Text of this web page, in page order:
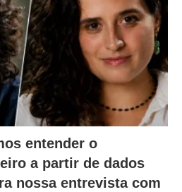
entender o
a partir de dados
nossa entrevista com